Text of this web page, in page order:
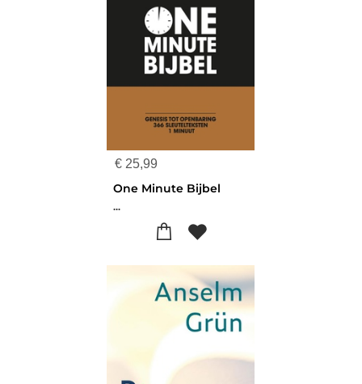
€ 25,99
One Minute Bijbel
...